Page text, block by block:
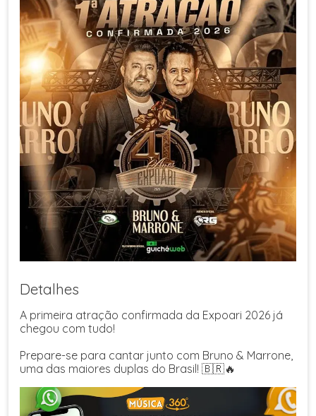
Detalhes
A primeira atração confirmada da Expoari 2026 já
chegou com tudo!
Prepare-se para cantar junto com Bruno & Marrone,
uma das maiores duplas do Brasil! 🇧🇷🔥